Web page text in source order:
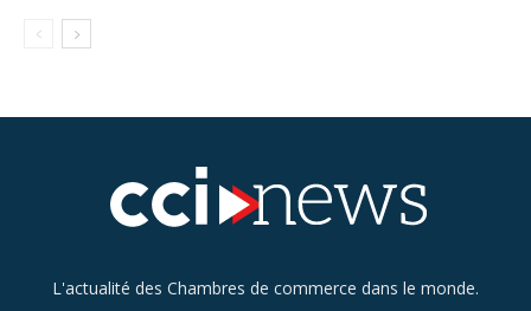
L'actualité des Chambres de commerce dans le monde.